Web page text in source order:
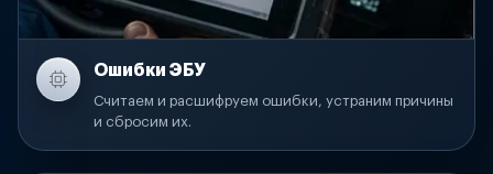
Ошибки ЭБУ
Считаем и расшифруем ошибки, устраним причины
и сбросим их.